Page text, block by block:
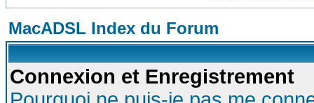
MacADSL Index du Forum
Connexion et Enregistrement